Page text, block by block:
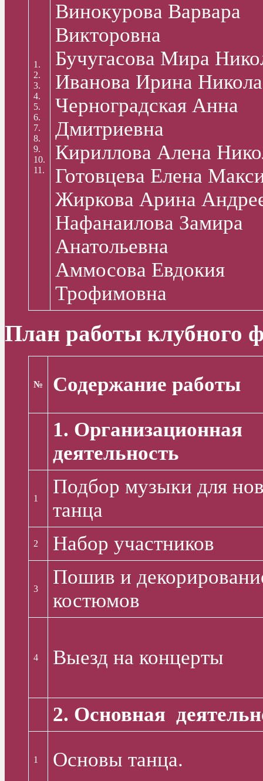
1.
2.
3.
4.
5.
6.
7.
8.
9.
10.
11.
Винокурова Варвара
Викторовна
Бучугасова Мира
Иванова Ирина
Черноградская Анна
Дмитриевна
Кириллова Алена
Готовцева Елена
Жиркова Арина
Нафанаилова Замира
Анатольевна
Аммосова Евдокия
Трофимовна
План работы клубного
№
Содержание работы
1. Организационная
деятельность
1
Подбор музыки для
танца
2 Набор участников
3
Пошив и
костюмов
4 Выезд на концерты
2. Основная
1 Основы танца.